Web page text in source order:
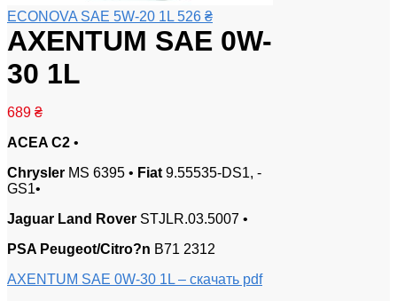
ECONOVA SAE 5W-20 1L 526 ₴
AXENTUM SAE 0W-
30 1L
689 ₴
ACEA C2 •
Chrysler MS 6395 • Fiat 9.55535-DS1, -
GS1•
Jaguar Land Rover STJLR.03.5007 •
PSA Peugeot/Citro?n B71 2312
AXENTUM SAE 0W-30 1L – скачать pdf